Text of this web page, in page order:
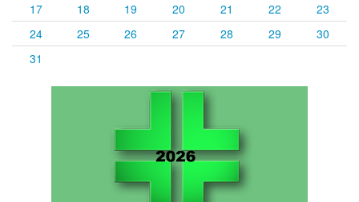
17
18 19 20 21 22
23
24
25 26 27 28 29
30
31